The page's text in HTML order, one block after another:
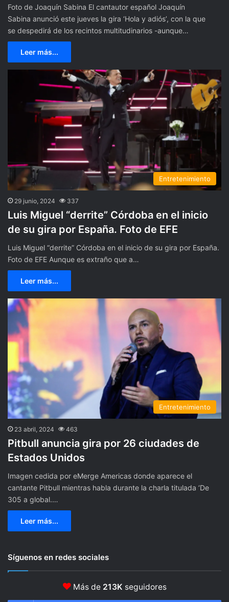
Foto de Joaquín Sabina El cantautor español Joaquín
Sabina anunció este jueves la gira ‘Hola y adiós’, con la que
se despedirá de los recintos multitudinarios -aunque…
Leer más...
Entretenimiento
29 junio, 2024 337
Luis Miguel “derrite” Córdoba en el inicio
de su gira por España. Foto de EFE
Luis Miguel “derrite” Córdoba en el inicio de su gira por España.
Foto de EFE Aunque es extraño que a…
Leer más...
Entretenimiento
23 abril, 2024 463
Pitbull anuncia gira por 26 ciudades de
Estados Unidos
Imagen cedida por eMerge Americas donde aparece el
cantante Pitbull mientras habla durante la charla titulada ‘De
305 a global.…
Leer más...
Síguenos en redes sociales
Más de 213K seguidores